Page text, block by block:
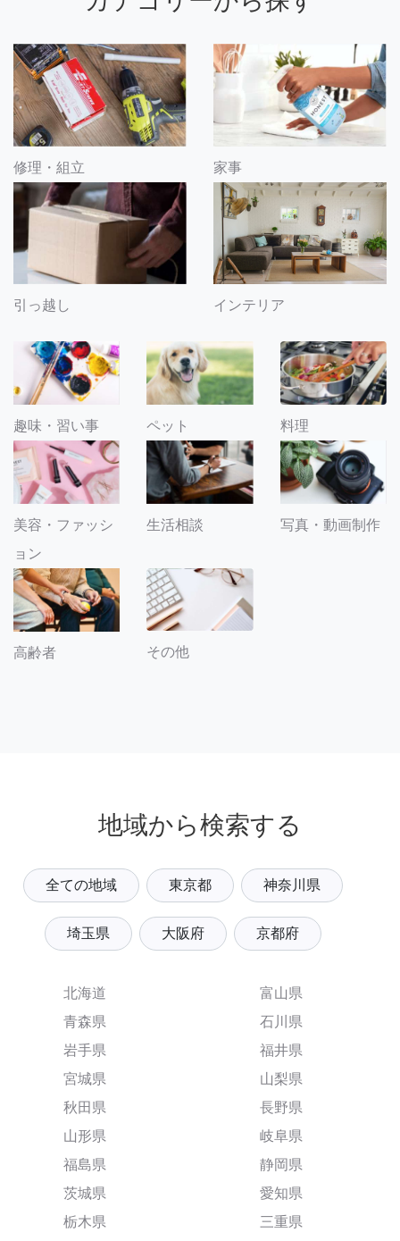
修理・組立 家事
引っ越し インテリア
趣味・習い事 ペット 料理
美容・ファッシ
ョン
生活相談 写真・動画制作
高齢者 その他
地域から検索する
全ての地域 東京都 神奈川県
埼玉県 大阪府 京都府
北海道
青森県
岩手県
宮城県
秋田県
山形県
福島県
茨城県
栃木県
富山県
石川県
福井県
山梨県
長野県
岐阜県
静岡県
愛知県
三重県